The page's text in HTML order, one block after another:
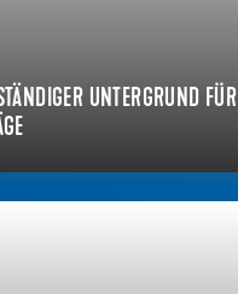
UNTERGRUND FÜR